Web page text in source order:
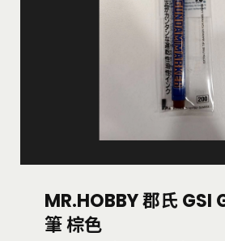
MR.HOBBY 郡氏 GSI
筆 棕色